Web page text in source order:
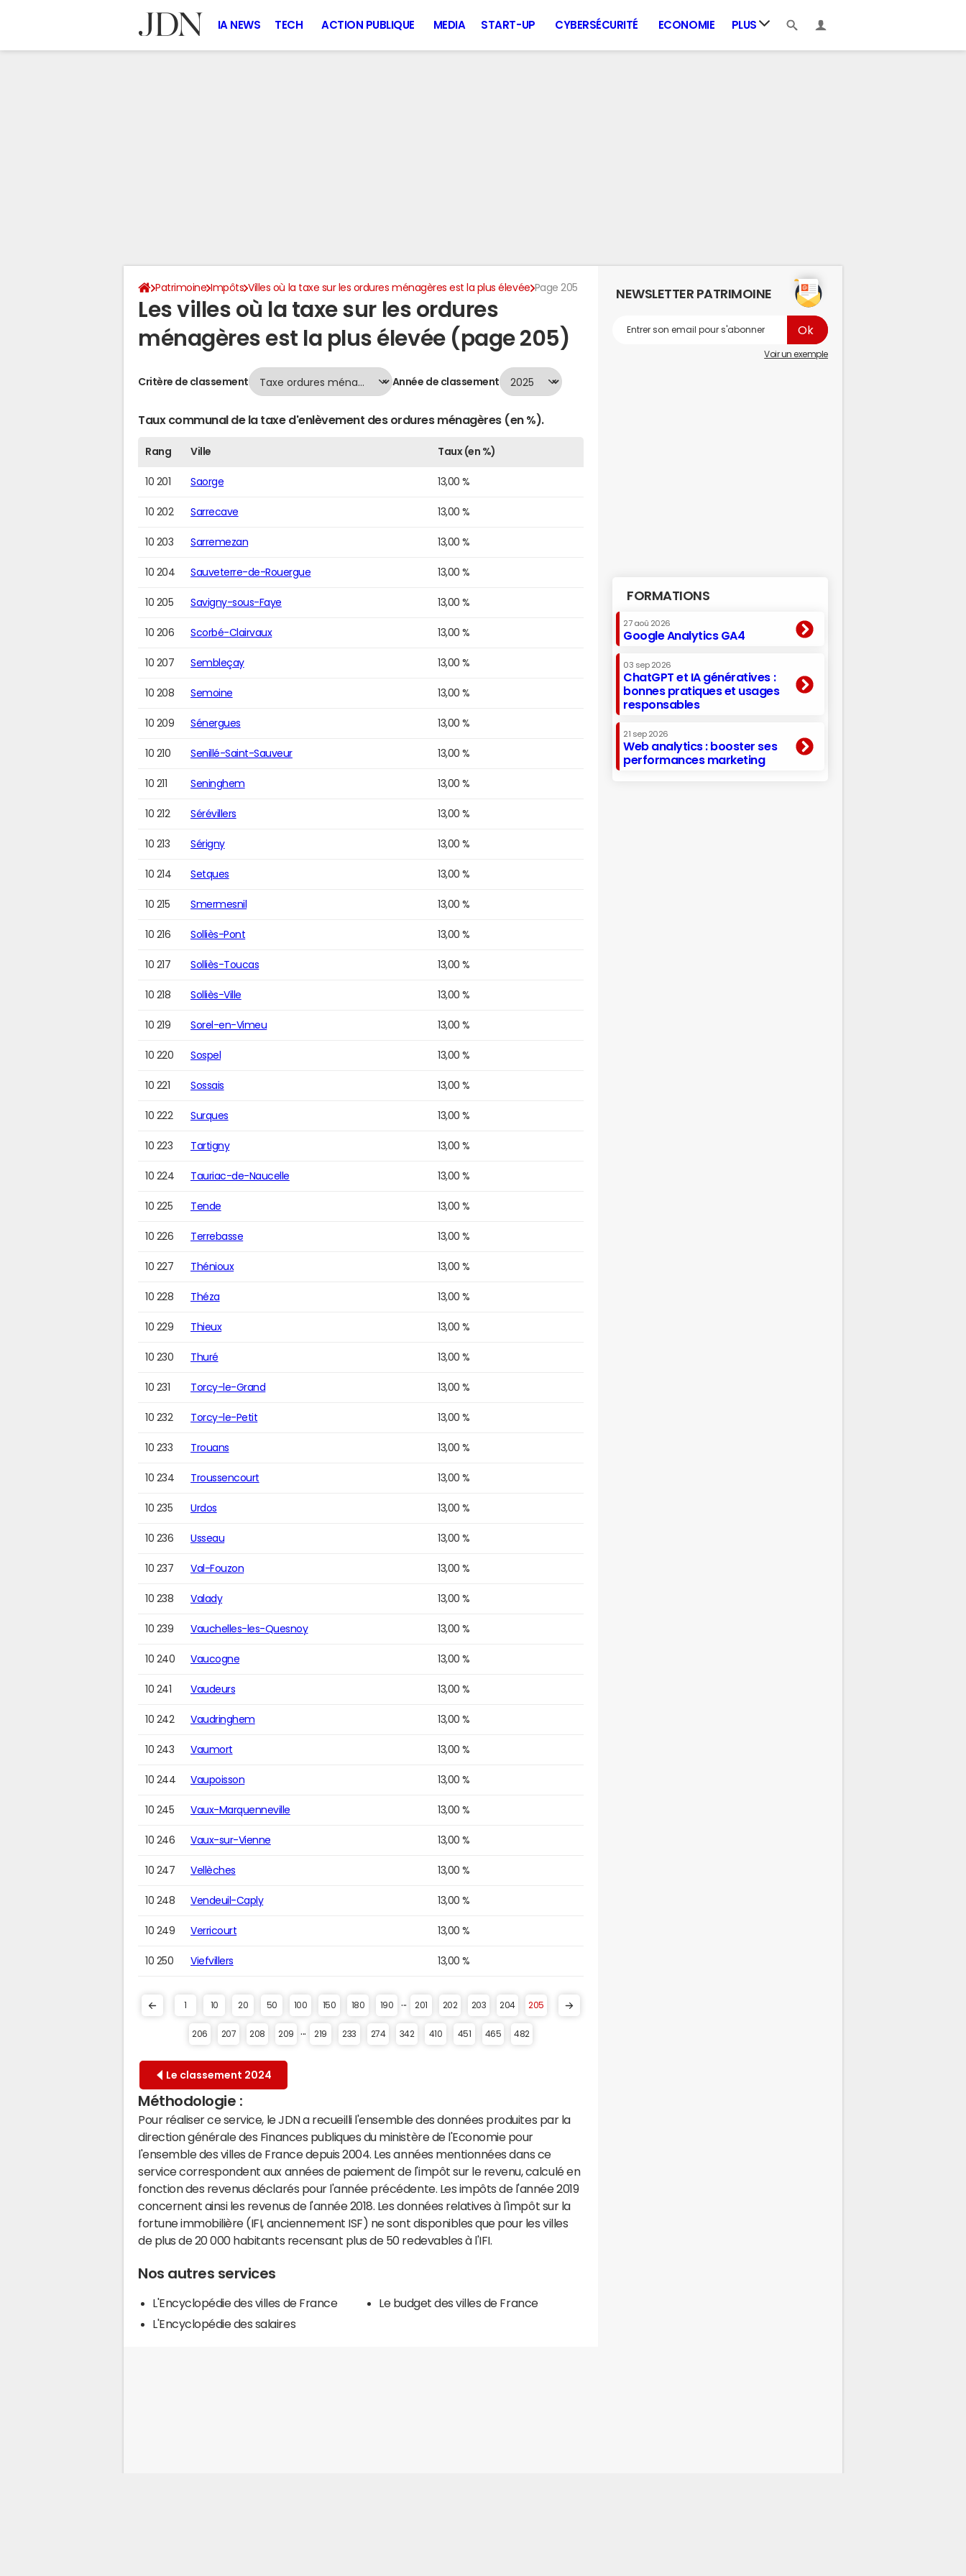
IA NEWS TECH ACTION PUBLIQUE MEDIA START-UP CYBERSÉCURITÉ ECONOMIE PLUS
Patrimoine Impôts Villes où la taxe sur les ordures ménagères est la plus élevée Page 205
Les villes où la taxe sur les ordures
ménagères est la plus élevée (page 205)
Critère de classement Année de classement
Taux communal de la taxe d'enlèvement des ordures ménagères (en %).
Rang Ville Taux (en %)
10 201 Saorge 13,00 %
10 202 Sarrecave 13,00 %
10 203 Sarremezan 13,00 %
10 204 Sauveterre-de-Rouergue 13,00 %
10 205 Savigny-sous-Faye 13,00 %
10 206 Scorbé-Clairvaux 13,00 %
10 207 Sembleçay 13,00 %
10 208 Semoine 13,00 %
10 209 Sénergues 13,00 %
10 210 Senillé-Saint-Sauveur 13,00 %
10 211 Seninghem 13,00 %
10 212 Sérévillers 13,00 %
10 213 Sérigny 13,00 %
10 214 Setques 13,00 %
10 215 Smermesnil 13,00 %
10 216 Solliès-Pont 13,00 %
10 217 Solliès-Toucas 13,00 %
10 218 Solliès-Ville 13,00 %
10 219 Sorel-en-Vimeu 13,00 %
10 220 Sospel 13,00 %
10 221 Sossais 13,00 %
10 222 Surques 13,00 %
10 223 Tartigny 13,00 %
10 224 Tauriac-de-Naucelle 13,00 %
10 225 Tende 13,00 %
10 226 Terrebasse 13,00 %
10 227 Thénioux 13,00 %
10 228 Théza 13,00 %
10 229 Thieux 13,00 %
10 230 Thuré 13,00 %
10 231 Torcy-le-Grand 13,00 %
10 232 Torcy-le-Petit 13,00 %
10 233 Trouans 13,00 %
10 234 Troussencourt 13,00 %
10 235 Urdos 13,00 %
10 236 Usseau 13,00 %
10 237 Val-Fouzon 13,00 %
10 238 Valady 13,00 %
10 239 Vauchelles-les-Quesnoy 13,00 %
10 240 Vaucogne 13,00 %
10 241 Vaudeurs 13,00 %
10 242 Vaudringhem 13,00 %
10 243 Vaumort 13,00 %
10 244 Vaupoisson 13,00 %
10 245 Vaux-Marquenneville 13,00 %
10 246 Vaux-sur-Vienne 13,00 %
10 247 Vellèches 13,00 %
10 248 Vendeuil-Caply 13,00 %
10 249 Verricourt 13,00 %
10 250 Viefvillers 13,00 %
1 10 20 50 100 150 180 190 201 202 203 204 205
206 207 208 209 219 233 274 342 410 451 465 482
Le classement 2024
Méthodologie :
Pour réaliser ce service, le JDN a recueilli l'ensemble des données produites par la
direction générale des Finances publiques du ministère de l'Economie pour
l'ensemble des villes de France depuis 2004. Les années mentionnées dans ce
service correspondent aux années de paiement de l'impôt sur le revenu, calculé en
fonction des revenus déclarés pour l'année précédente. Les impôts de l'année 2019
concernent ainsi les revenus de l'année 2018. Les données relatives à l'impôt sur la
fortune immobilière (IFI, anciennement ISF) ne sont disponibles que pour les villes
de plus de 20 000 habitants recensant plus de 50 redevables à l'IFI.
Nos autres services
L'Encyclopédie des villes de France
L'Encyclopédie des salaires
Le budget des villes de France
NEWSLETTER PATRIMOINE
Voir un exemple
FORMATIONS
27 aoû 2026
Google Analytics GA4
03 sep 2026
ChatGPT et IA génératives :
bonnes pratiques et usages
responsables
21 sep 2026
Web analytics : booster ses
performances marketing